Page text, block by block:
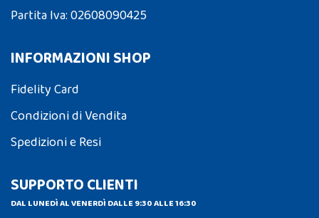
Partita Iva: 02608090425
INFORMAZIONI SHOP
Fidelity Card
Condizioni di Vendita
Spedizioni e Resi
SUPPORTO CLIENTI
DAL LUNEDÌ AL VENERDÌ DALLE 9:30 ALLE 16:30